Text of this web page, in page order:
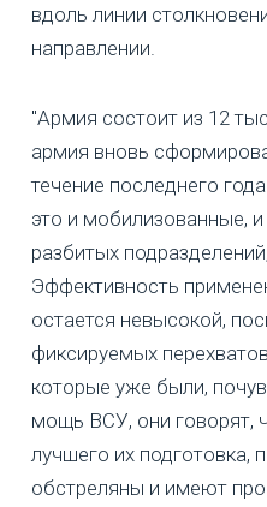
вдоль линии
направлении.
"Армия состоит из 12
армия вновь
течение последнего
это и мобилизованные,
разбитых
Эффективность
остается невысокой,
фиксируемых
которые уже были,
мощь ВСУ, они говорят,
лучшего их подготовка,
обстреляны и имеют